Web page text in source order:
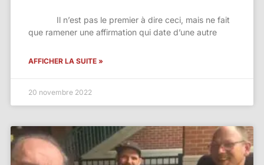
Il n’est pas le premier à dire ceci, mais ne fait
que ramener une affirmation qui date d’une autre
AFFICHER LA SUITE »
20 novembre 2022